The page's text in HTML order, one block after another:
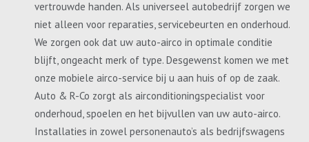
vertrouwde handen. Als universeel autobedrijf zorgen we
niet alleen voor reparaties, servicebeurten en onderhoud.
We zorgen ook dat uw auto-airco in optimale conditie
blijft, ongeacht merk of type. Desgewenst komen we met
onze mobiele airco-service bij u aan huis of op de zaak.
Auto & R-Co zorgt als airconditioningspecialist voor
onderhoud, spoelen en het bijvullen van uw auto-airco.
Installaties in zowel personenauto’s als bedrijfswagens